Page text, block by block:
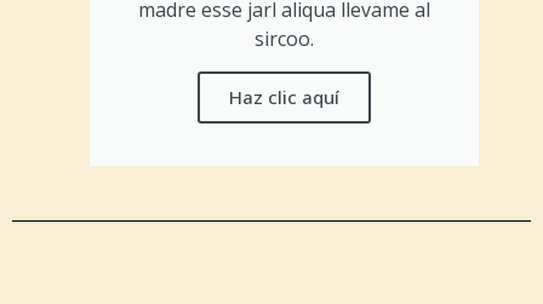
madre esse jarl aliqua llevame al
sircoo.
Haz clic aquí